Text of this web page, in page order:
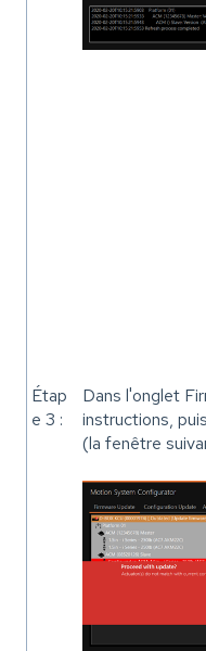
Étap
e 3 :
Dans l'onglet
instructions,
(la fenêtre